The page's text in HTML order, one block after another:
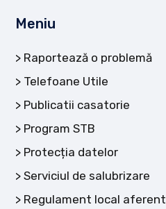
Meniu
Raportează o problemă
Telefoane Utile
Publicatii casatorie
Program STB
Protecția datelor
Serviciul de salubrizare
Regulament local aferent